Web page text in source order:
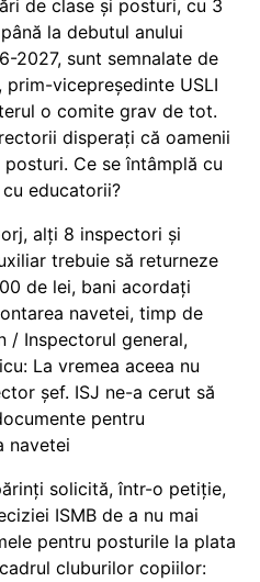
de clase și posturi, cu 3
la debutul anului
2027, sunt semnalate de
prim-vicepreședinte USLI
o comite grav de tot.
disperați că oamenii
posturi. Ce se întâmplă cu
educatorii?
alți 8 inspectori și
trebuie să returneze
de lei, bani acordați
navetei, timp de
/ Inspectorul general,
La vremea aceea nu
șef. ISJ ne-a cerut să
pentru
navetei
solicită, într-o petiție,
ISMB de a nu mai
pentru posturile la plata
cluburilor copiilor: